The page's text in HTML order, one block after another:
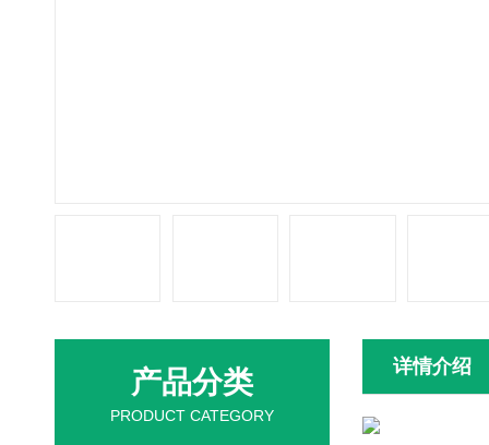
详情介绍
产品分类
PRODUCT CATEGORY